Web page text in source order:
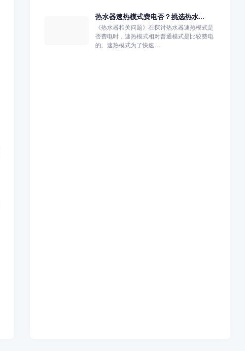
热水器速热模式费电否？挑选热水...
《热水器相关问题》在探讨热水器速热模式是
否费电时，速热模式相对普通模式是比较费电
的。速热模式为了快速...